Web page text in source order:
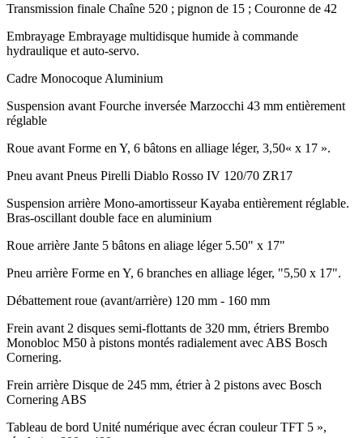
Transmission finale Chaîne 520 ; pignon de 15 ; Couronne de 42
Embrayage Embrayage multidisque humide à commande
hydraulique et auto-servo.
Cadre Monocoque Aluminium
Suspension avant Fourche inversée Marzocchi 43 mm entièrement
réglable
Roue avant Forme en Y, 6 bâtons en alliage léger, 3,50« x 17 ».
Pneu avant Pneus Pirelli Diablo Rosso IV 120/70 ZR17
Suspension arrière Mono-amortisseur Kayaba entièrement réglable.
Bras-oscillant double face en aluminium
Roue arrière Jante 5 bâtons en aliage léger 5.50" x 17"
Pneu arrière Forme en Y, 6 branches en alliage léger, "5,50 x 17".
Débattement roue (avant/arrière) 120 mm - 160 mm
Frein avant 2 disques semi-flottants de 320 mm, étriers Brembo
Monobloc M50 à pistons montés radialement avec ABS Bosch
Cornering.
Frein arrière Disque de 245 mm, étrier à 2 pistons avec Bosch
Cornering ABS
Tableau de bord Unité numérique avec écran couleur TFT 5 »,